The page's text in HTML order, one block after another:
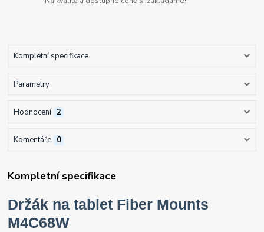
Kompletní specifikace
Parametry
Hodnocení 2
Komentáře 0
Kompletní specifikace
Držák na tablet Fiber Mounts
M4C68W